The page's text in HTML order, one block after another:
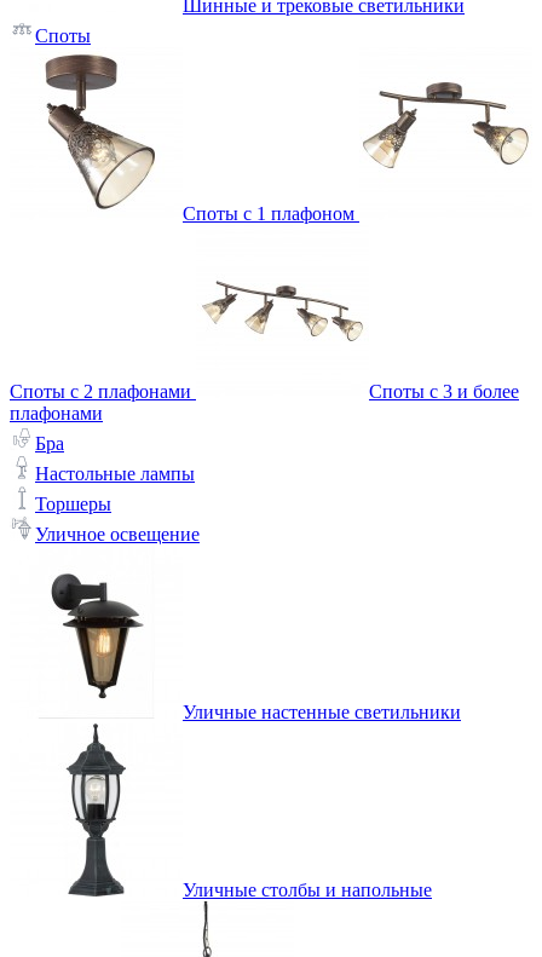
Шинные и трековые светильники
Споты
Споты с 1 плафоном
Споты с 2 плафонами
Споты с 3 и более
плафонами
Бра
Настольные лампы
Торшеры
Уличное освещение
Уличные настенные светильники
Уличные столбы и напольные